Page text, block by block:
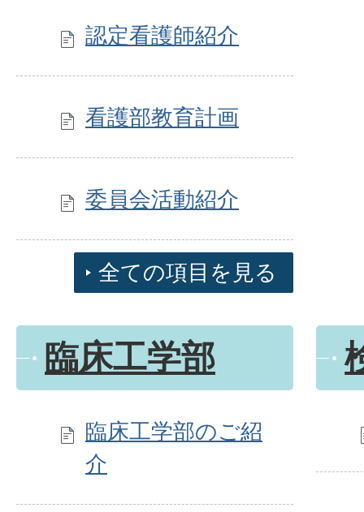
認定看護師紹介
看護部教育計画
委員会活動紹介
全ての項目を見る
臨床工学部
臨床工学部のご紹
介